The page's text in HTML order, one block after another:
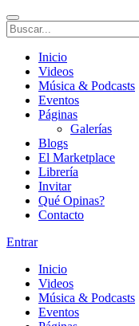
Inicio
Videos
Música & Podcasts
Eventos
Páginas
Galerías
Blogs
El Marketplace
Librería
Invitar
Qué Opinas?
Contacto
Entrar
Inicio
Videos
Música & Podcasts
Eventos